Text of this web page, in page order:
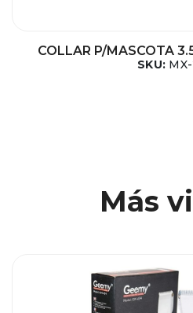
COLLAR P/MASCOTA
SKU:
Más